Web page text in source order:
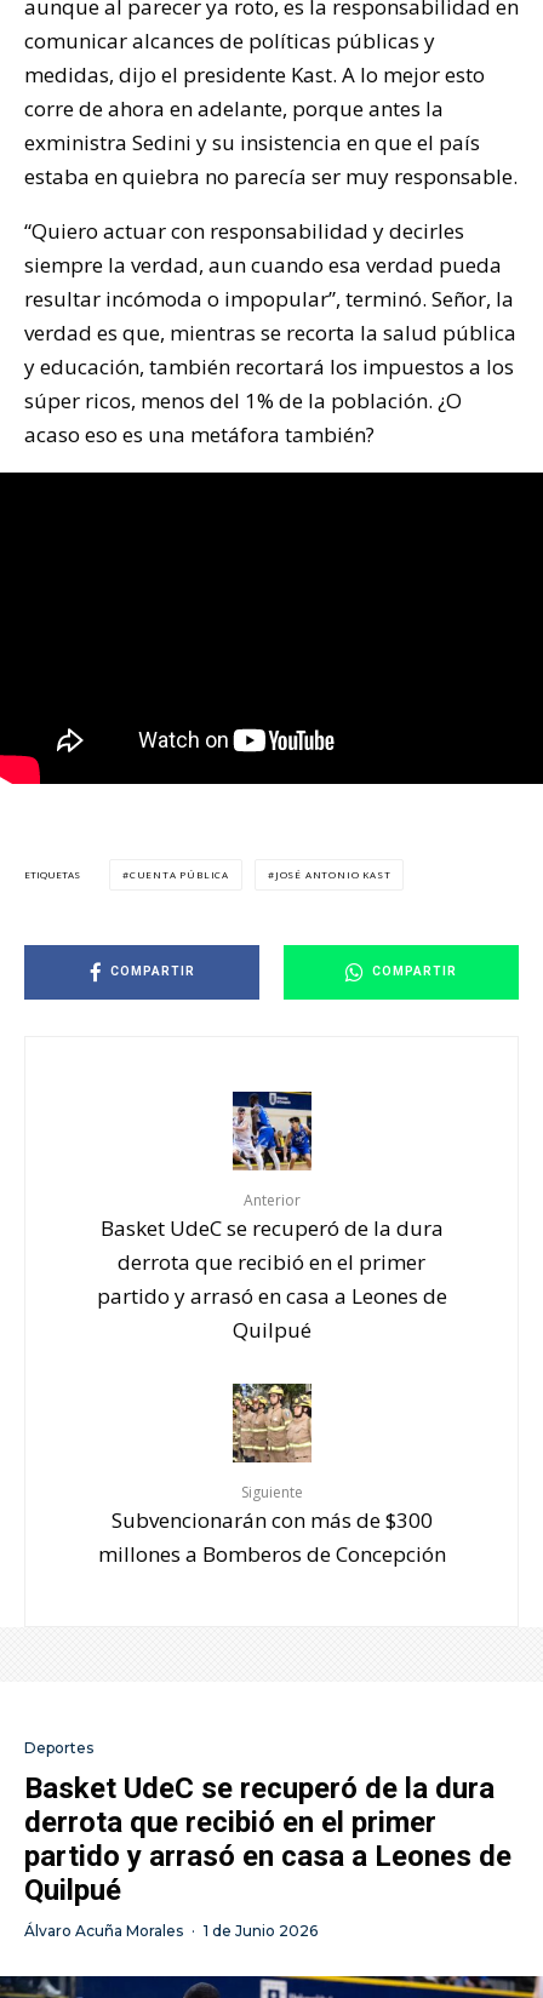
aunque al parecer ya roto, es la responsabilidad en
comunicar alcances de políticas públicas y
medidas, dijo el presidente Kast. A lo mejor esto
corre de ahora en adelante, porque antes la
exministra Sedini y su insistencia en que el país
estaba en quiebra no parecía ser muy responsable.
“Quiero actuar con responsabilidad y decirles
siempre la verdad, aun cuando esa verdad pueda
resultar incómoda o impopular”, terminó. Señor, la
verdad es que, mientras se recorta la salud pública
y educación, también recortará los impuestos a los
súper ricos, menos del 1% de la población. ¿O
acaso eso es una metáfora también?
ETIQUETAS CUENTA PÚBLICA JOSÉ ANTONIO KAST
COMPARTIR COMPARTIR
Anterior
Basket UdeC se recuperó de la dura
derrota que recibió en el primer
partido y arrasó en casa a Leones de
Quilpué
Siguiente
Subvencionarán con más de $300
millones a Bomberos de Concepción
Deportes
Basket UdeC se recuperó de la dura
derrota que recibió en el primer
partido y arrasó en casa a Leones de
Quilpué
Álvaro Acuña Morales · 1 de Junio 2026